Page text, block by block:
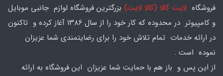
فروشگاه لایت کالا (کالا لایت) بزرگترین فروشگاه لوازم جانبی موبایل
و کامپیوتر در محدوده که کار خود را از سال ۱۳۸۶ آغاز کرده و تاکنون
در ارائه خدمات تمام تلاش خود را برای رضایتمندی شما عزیزان
نموده است .
از این پس و باز هم با حمایت شما عزیزان این فروشگاه به ارائه